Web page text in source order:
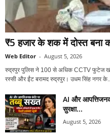
₹5 हजार के शक में दोस्त बना
Web Editor - August 5, 2026
रुद्रपुर पुलिस ने 100 से अधिक CCTV फुटेज
रस्सी और ईंट बरामद रुद्रपुर। उधम सिंह नगर
AI और
सुरक्षा...
August 5, 2026